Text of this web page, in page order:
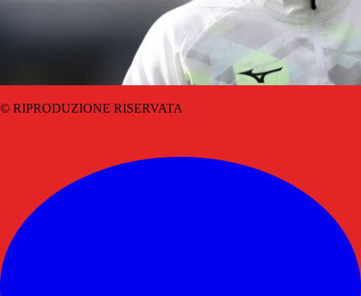
© RIPRODUZIONE RISERVATA